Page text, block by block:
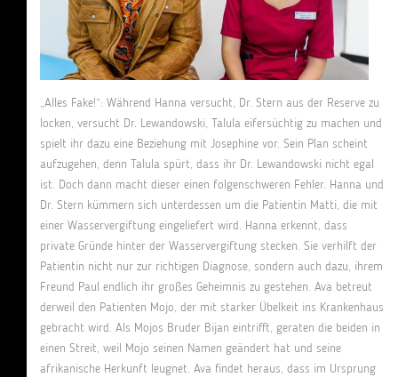
„Alles Fake!“: Während Hanna versucht, Dr. Stern aus der Reserve zu
locken, versucht Dr. Lewandowski, Talula eifersüchtig zu machen und
spielt ihr dazu eine Beziehung mit Josephine vor. Sein Plan scheint
aufzugehen, denn Talula spürt, dass ihr Dr. Lewandowski nicht egal
ist. Doch dann macht dieser einen folgenschweren Fehler. Hanna und
Dr. Stern kümmern sich unterdessen um die Patientin Matti, die mit
einer Wasservergiftung eingeliefert wird. Hanna erkennt, dass
private Gründe hinter der Wasservergiftung stecken. Sie verhilft der
Patientin nicht nur zur richtigen Diagnose, sondern auch dazu, ihrem
Freund Paul endlich ihr großes Geheimnis zu gestehen. Ava betreut
derweil den Patienten Mojo, der mit starker Übelkeit ins Krankenhaus
gebracht wird. Als Mojos Bruder Bijan eintrifft, geraten die beiden in
einen Streit, weil Mojo seinen Namen geändert hat und seine
afrikanische Herkunft leugnet. Ava findet heraus, dass im Ursprung